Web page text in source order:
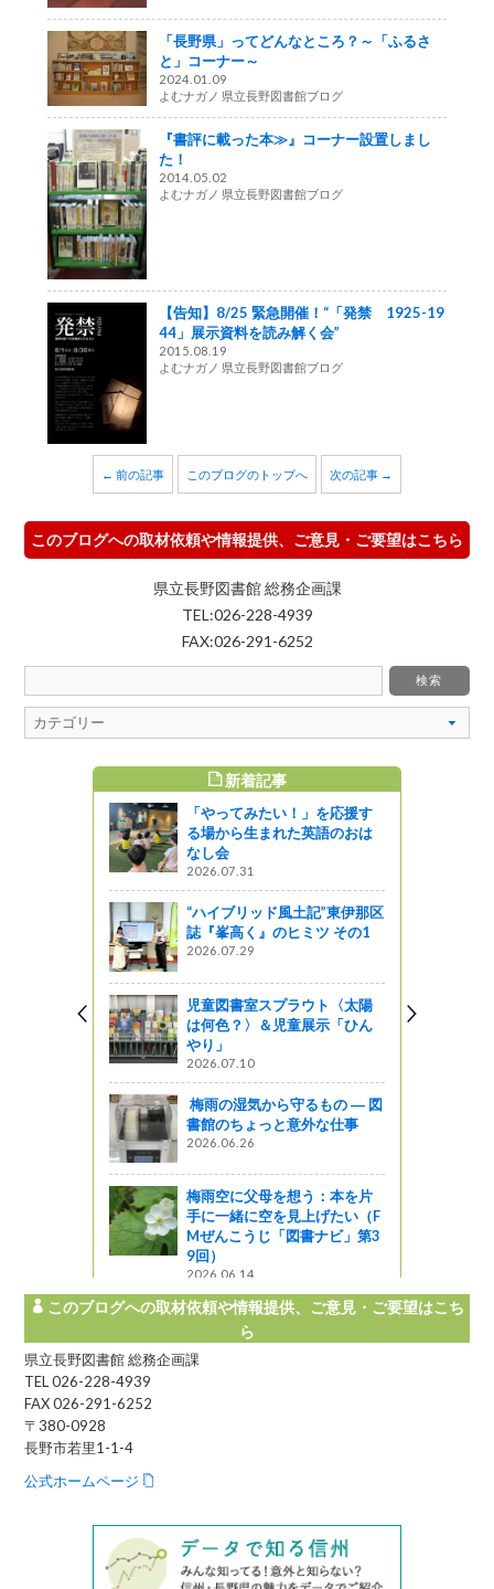
「長野県」ってどんなところ？～「ふるさ
と」コーナー～
2024.01.09
よむナガノ 県立長野図書館ブログ
『書評に載った本≫』コーナー設置しまし
た！
2014.05.02
よむナガノ 県立長野図書館ブログ
【告知】8/25 緊急開催！“「発禁 1925-19
44」展示資料を読み解く会”
2015.08.19
よむナガノ 県立長野図書館ブログ
← 前の記事 このブログのトップへ 次の記事 →
このブログへの取材依頼や情報提供、ご意見・ご要望はこちら
県立長野図書館 総務企画課
TEL:026-228-4939
FAX:026-291-6252
新着記事
「やってみたい！」を応援す
る場から生まれた英語のおは
なし会
2026.07.31
“ハイブリッド風土記”東伊那区
誌『峯高く』のヒミツ その1
2026.07.29
児童図書室スプラウト〈太陽
は何色？〉＆児童展示「ひん
やり」
2026.07.10
梅雨の湿気から守るもの ― 図
書館のちょっと意外な仕事
2026.06.26
梅雨空に父母を想う：本を片
手に一緒に空を見上げたい（F
Mぜんこうじ「図書ナビ」第3
9回）
2026.06.14
このブログへの取材依頼や情報提供、ご意見・ご要望はこち
ら
県立長野図書館 総務企画課
TEL 026-228-4939
FAX 026-291-6252
〒380-0928
長野市若里1-1-4
公式ホームページ